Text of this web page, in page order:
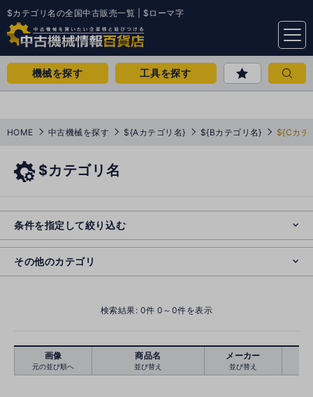
$カテゴリ名の全国中古販売一覧 | $ローマ字
menu
機械を探す 工具を探す
HOME 中古機械を探す ${Aカテゴリ名} ${Bカテゴリ名} ${Cカテ
$カテゴリ名
条件を指定して絞り込む
その他のカテゴリ
o
s
e
検索結果: 0件 0～0件を表示
画像
元の並び順へ
商品名
並び替え
メーカー
並び替え